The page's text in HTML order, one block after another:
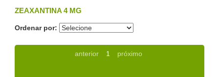
ZEAXANTINA 4 MG
Ordenar por:
anterior 1 próximo